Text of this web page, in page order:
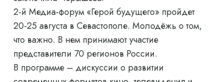
2-й Медиа-форум «Герой будущего» пройдет
20-25 августа в Севастополе. Молодёжь о том,
что важно. В нем принимают участие
представители 70 регионов России.
В программе – дискуссии о развитии